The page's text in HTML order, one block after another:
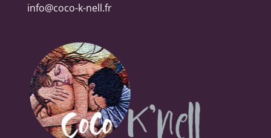
info@coco-k-nell.fr